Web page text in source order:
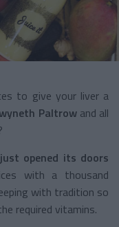
to give your liver a
Paltrowand all
opened its doors
with a thousand
with tradition so
required vitamins.